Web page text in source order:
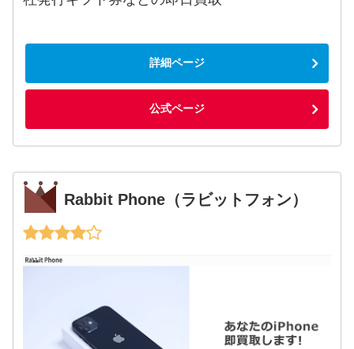
詳細ページ
公式ページ
Rabbit Phone（ラビットフォン）